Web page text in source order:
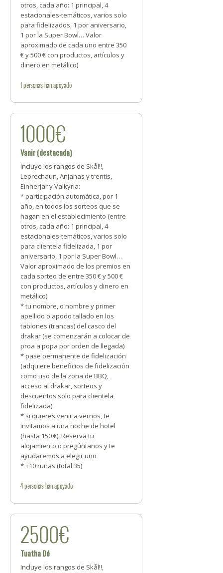
otros, cada año: 1 principal, 4
estacionales-temáticos, varios solo
para fidelizados, 1 por aniversario,
1 por la Super Bowl… Valor
aproximado de cada uno entre 350
€ y 500 € con productos, artículos y
dinero en metálico)
1personashan apoyado
1000€
Vanir (destacada)
Incluye los rangos de Skål!!,
Leprechaun, Anjanas y trentis,
Einherjar y Valkyria:
* participación automática, por 1
año, en todos los sorteos que se
hagan en el establecimiento (entre
otros, cada año: 1 principal, 4
estacionales-temáticos, varios solo
para clientela fidelizada, 1 por
aniversario, 1 por la Super Bowl…
Valor aproximado de los premios en
cada sorteo de entre 350 € y 500 €
con productos, artículos y dinero en
metálico)
* tu nombre, o nombre y primer
apellido o apodo tallado en los
tablones (trancas) del casco del
drakar (se comenzarán a colocar de
proa a popa por orden de llegada)
* pase permanente de fidelización
(adquiere beneficios de fidelización
como uso de la zona de BBQ,
acceso al drakar, sorteos y
descuentos solo para clientela
fidelizada)
* si quieres venir a vernos, te
invitamos a una noche de hotel
(hasta 150 €). Reserva tu
alojamiento o pregúntanos y te
ayudaremos a elegir uno
* +10 runas (total 35)
4personashan apoyado
2500€
Tuatha Dé
Incluye los rangos de Skål!!,